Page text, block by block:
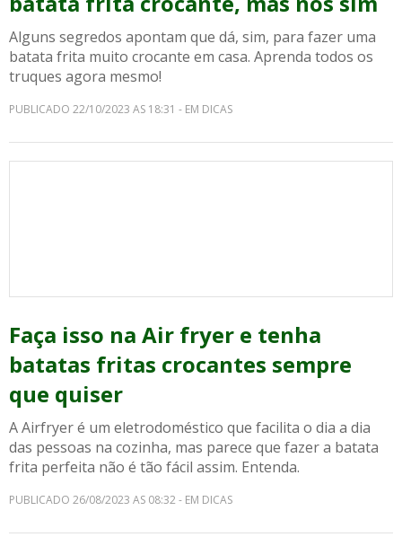
Alguns segredos apontam que dá, sim, para fazer uma
batata frita muito crocante em casa. Aprenda todos os
truques agora mesmo!
PUBLICADO 22/10/2023 AS 18:31 - EM DICAS
Faça isso na Air fryer e tenha
batatas fritas crocantes sempre
que quiser
A Airfryer é um eletrodoméstico que facilita o dia a dia
das pessoas na cozinha, mas parece que fazer a batata
frita perfeita não é tão fácil assim. Entenda.
PUBLICADO 26/08/2023 AS 08:32 - EM DICAS